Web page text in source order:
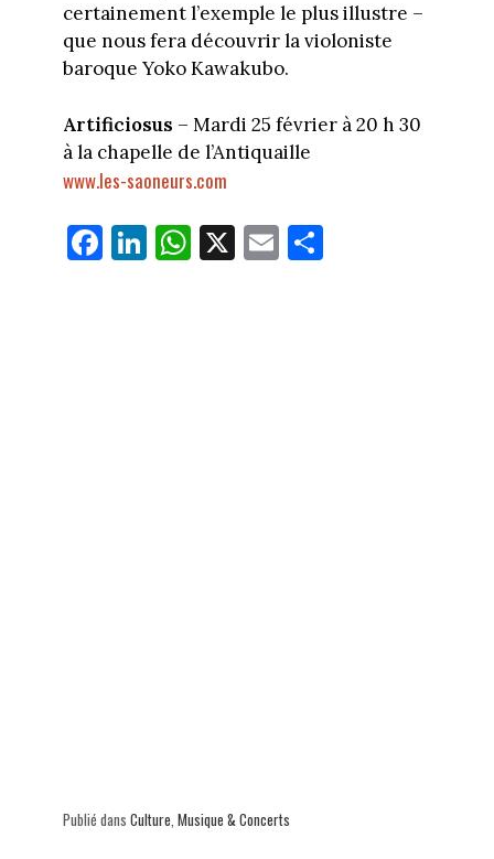
certainement l’exemple le plus illustre –
que nous fera découvrir la violoniste
baroque Yoko Kawakubo.
Artificiosus – Mardi 25 février à 20 h 30
à la chapelle de l’Antiquaille
www.les-saoneurs.com
Fa
ce
Li
nk
W
ha
X E
m
Pa
Publié dans Culture Musique & Concerts